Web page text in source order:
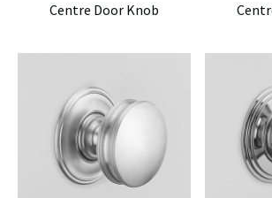
Centre Door Knob